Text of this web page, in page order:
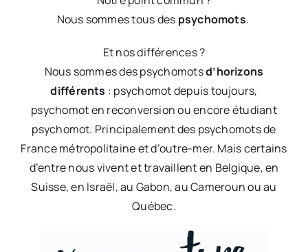
Nous sommes tous des psychomots.
Et nos différences ?
Nous sommes des psychomotsd’horizons
différents : psychomot depuis toujours,
psychomot en reconversion ou encore étudiant
psychomot. Principalement des psychomots de
France métropolitaine et d’outre-mer. Mais certains
d’entre nous vivent et travaillent en Belgique, en
Suisse, en Israël, au Gabon, au Cameroun ou au
Québec.